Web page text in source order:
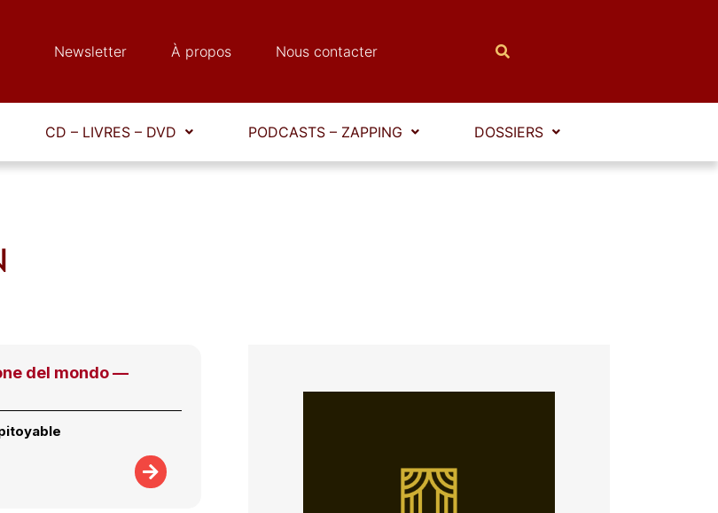
Newsletter À propos Nous contacter
CD – LIVRES – DVD PODCASTS – ZAPPING DOSSIERS
del mondo —